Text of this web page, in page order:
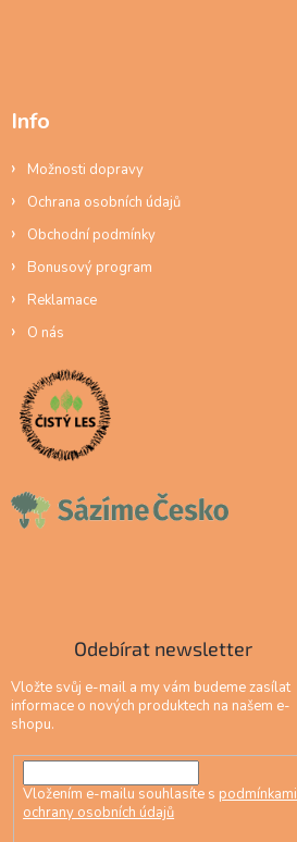
Info
Možnosti dopravy
Ochrana osobních údajů
Obchodní podmínky
Bonusový program
Reklamace
O nás
Odebírat newsletter
Vložte svůj e-mail a my vám budeme zasílat
informace o nových produktech na našem e-
shopu.
Vložením e-mailu souhlasíte s podmínkami
ochrany osobních údajů